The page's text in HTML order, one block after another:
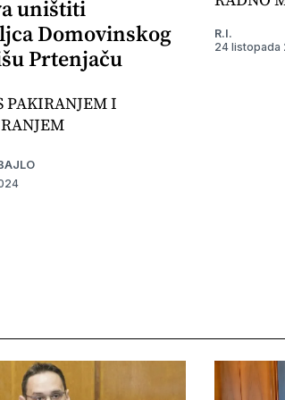
uništiti
Domovinskog
Prtenjaču
PAKIRANJEM I
R.I.
24 listopada